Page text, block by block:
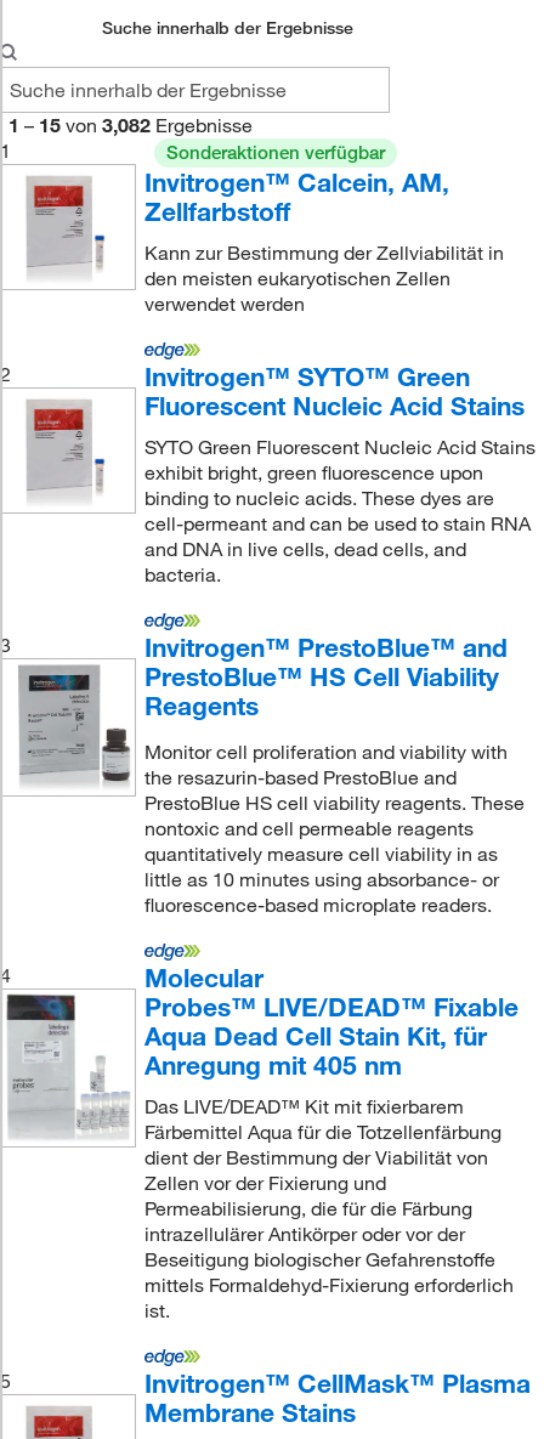
Suche innerhalb der Ergebnisse
1 – 15 von 3,082 Ergebnisse
1
Sonderaktionen verfügbar
Invitrogen™ Calcein, AM,
Zellfarbstoff
Kann zur Bestimmung der Zellviabilität in
den meisten eukaryotischen Zellen
verwendet werden
2
Invitrogen™ SYTO™ Green
Fluorescent Nucleic Acid Stains
SYTO Green Fluorescent Nucleic Acid Stains
exhibit bright, green fluorescence upon
binding to nucleic acids. These dyes are
cell-permeant and can be used to stain RNA
and DNA in live cells, dead cells, and
bacteria.
3
Invitrogen™ PrestoBlue™ and
PrestoBlue™ HS Cell Viability
Reagents
Monitor cell proliferation and viability with
the resazurin-based PrestoBlue and
PrestoBlue HS cell viability reagents. These
nontoxic and cell permeable reagents
quantitatively measure cell viability in as
little as 10 minutes using absorbance- or
fluorescence-based microplate readers.
4
Molecular
Probes™ LIVE/DEAD™ Fixable
Aqua Dead Cell Stain Kit, für
Anregung mit 405 nm
Das LIVE/DEAD™ Kit mit fixierbarem
Färbemittel Aqua für die Totzellenfärbung
dient der Bestimmung der Viabilität von
Zellen vor der Fixierung und
Permeabilisierung, die für die Färbung
intrazellulärer Antikörper oder vor der
Beseitigung biologischer Gefahrenstoffe
mittels Formaldehyd-Fixierung erforderlich
ist.
5
Invitrogen™ CellMask™ Plasma
Membrane Stains